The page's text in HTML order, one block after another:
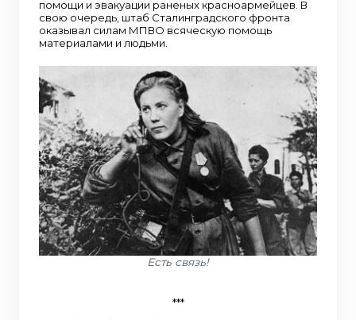
помощи и эвакуации раненых красноармейцев. В
свою очередь, штаб Сталинградского фронта
оказывал силам МПВО всяческую помощь
материалами и людьми.
Есть связь!
***